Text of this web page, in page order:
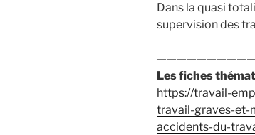
Dans la quasi
supervision des
Les fiches
https://travail-
travail-graves-et-
accidents-du-